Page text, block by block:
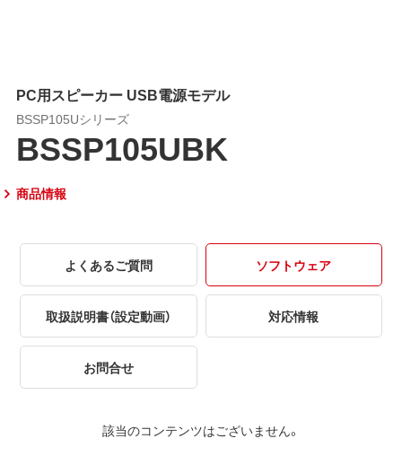
PC用スピーカー USB電源モデル
BSSP105Uシリーズ
BSSP105UBK
商品情報
よくあるご質問 ソフトウェア
取扱説明書（設定動画） 対応情報
お問合せ
該当のコンテンツはございません。